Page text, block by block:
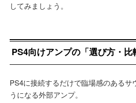
してみましょう。
PS4向けアンプの「選び方・比
PS4に接続するだけで臨場感のあるサ
うになる外部アンプ。